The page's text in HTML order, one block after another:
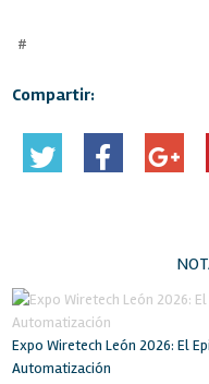
#
Compartir:
Expo Wiretech León 2026: El
Automatización